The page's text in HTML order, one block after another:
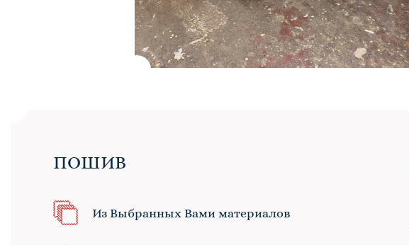
ПОШИВ
Из Выбранных Вами материалов